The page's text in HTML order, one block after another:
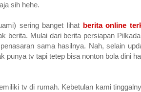
sih hehe.
sering banget lihat berita online
berita. Mulai dari berita persiapan
sama hasilnya. Nah, selain
tv tapi tetep bisa nonton bola dini
tv di rumah. Kebetulan kami